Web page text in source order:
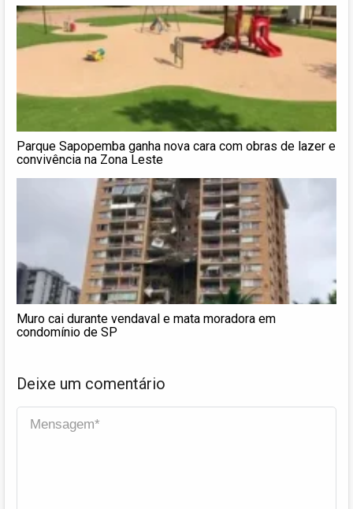
Parque Sapopemba ganha nova cara com obras de lazer e
convivência na Zona Leste
Muro cai durante vendaval e mata moradora em
condomínio de SP
Deixe um comentário